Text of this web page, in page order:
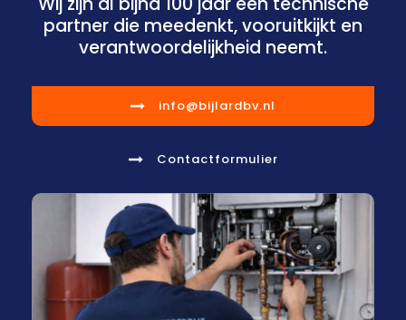
partner die meedenkt, vooruitkijkt en
verantwoordelijkheid neemt.
info@bijlardbv.nl
Contactformulier